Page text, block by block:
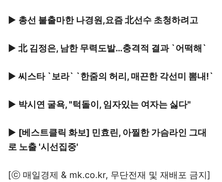
▶ 총선 불출마한 나경원,요즘 北선수 초청하려고
▶ 北 김정은, 남한 무력도발…충격적 결과 `어떡해`
▶ 씨스타 `보라` `한줌의 허리, 매끈한 각선미 뽐내!`
▶ 박시연 굴욕, "턱돌이, 임자있는 여자는 싫다"
▶ [베스트클릭 화보] 민효린, 아찔한 가슴라인 그대
로 노출 '시선집중'
[ⓒ 매일경제 & mk.co.kr, 무단전재 및 재배포 금지]